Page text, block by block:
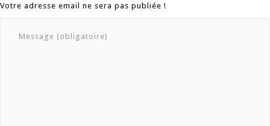
Votre adresse email ne sera pas publiée !